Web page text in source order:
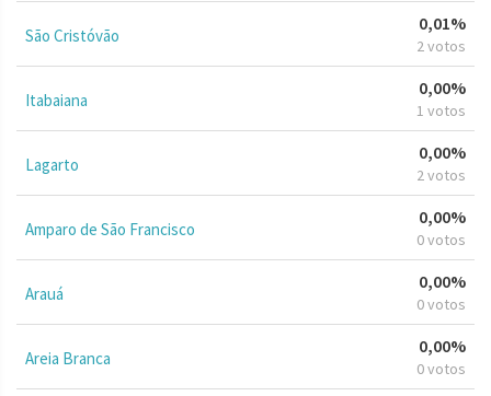
São Cristóvão
0,01%
2 votos
Itabaiana
0,00%
1 votos
Lagarto
0,00%
2 votos
Amparo de São Francisco
0,00%
0 votos
Arauá
0,00%
0 votos
Areia Branca
0,00%
0 votos